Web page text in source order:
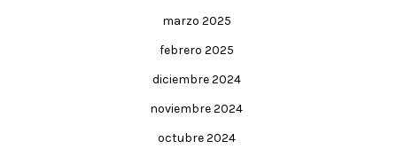
marzo 2025
febrero 2025
diciembre 2024
noviembre 2024
octubre 2024